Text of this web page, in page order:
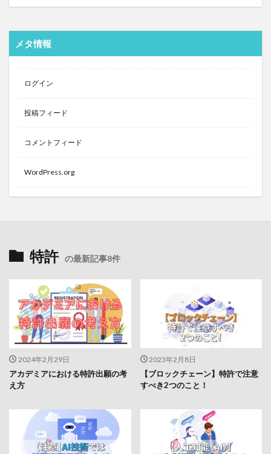
メタ情報
ログイン
投稿フィード
コメントフィード
WordPress.org
特許 の最新記事8件
2024年2月29日
アカデミアにおける特許出願の考
え方
2023年2月8日
【ブロックチェーン】特許で注意
すべき2つのこと！